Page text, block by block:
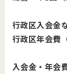
行政区入会金
行政区年会費
入会金・年会